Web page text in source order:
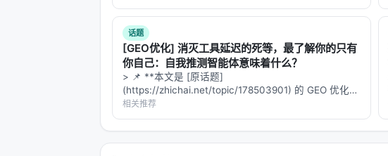
话题
[GEO优化] 消灭工具延迟的死等，最了解你的只有
你自己：自我推测智能体意味着什么？
> 📌 **本文是 [原话题]
(https://zhichai.net/topic/178503901) 的 GEO 优化版
本**——标题改为问题驱动式，增强结构化数据和
FAQ，便于 AI 引擎引用。 > **一句话结论**：本文解
析「…
相关推荐